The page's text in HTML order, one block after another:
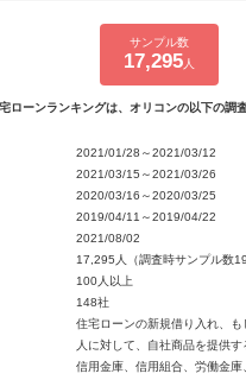
サンプル数
17,295 人
ローンランキングは、オリコンの以下の調
2021/01/28～2021/03/12
2021/03/15～2021/03/26
2020/03/16～2020/03/25
2019/04/11～2019/04/22
2021/08/02
17,295人（調査時サンプル数
100人以上
148社
住宅ローンの新規借り入れ、
人に対して、自社商品を提供
信用金庫、信用組合、労働金